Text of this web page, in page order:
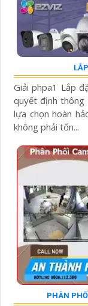
Giải phpa1 Lắp
quyết định thông
lựa chọn hoàn
không phải tốn...
PHÂN